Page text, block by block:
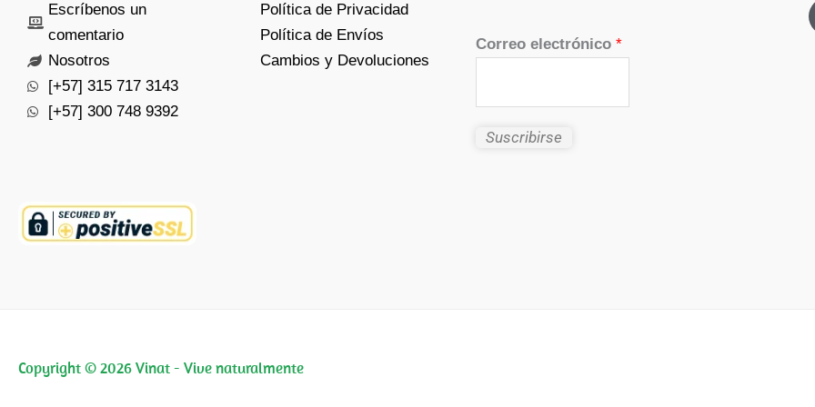
Escríbenos un
comentario
Nosotros
[+57] 315 717 3143
[+57] 300 748 9392
Política de Privacidad
Política de Envíos
Cambios y Devoluciones
Correo electrónico *
Suscribirse
Copyright © 2026 Vinat - Vive naturalmente